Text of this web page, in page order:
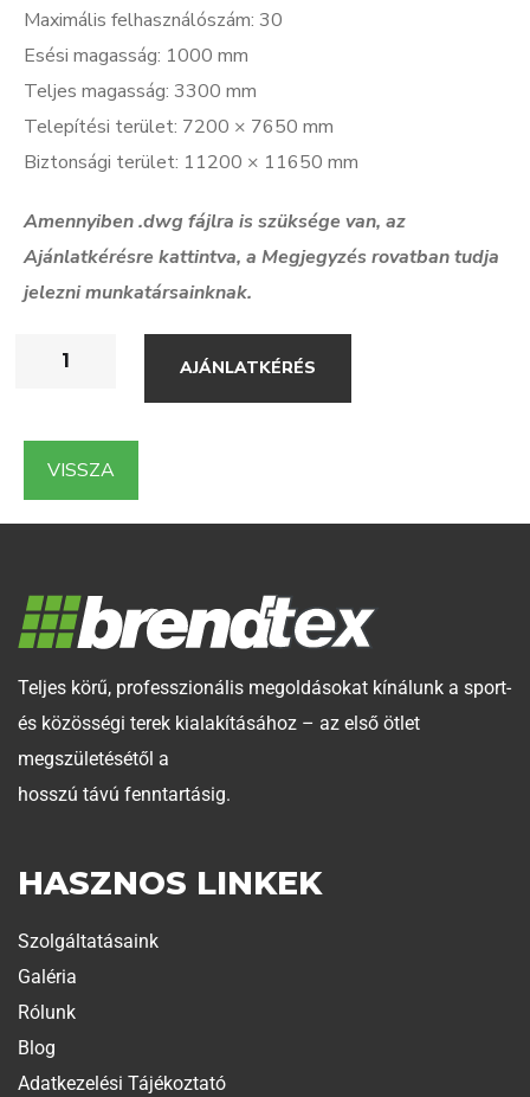
Maximális felhasználószám: 30
Esési magasság: 1000 mm
Teljes magasság: 3300 mm
Telepítési terület: 7200 × 7650 mm
Biztonsági terület: 11200 × 11650 mm
Amennyiben .dwg fájlra is szüksége van, az
Ajánlatkérésre kattintva, a Megjegyzés rovatban tudja
jelezni munkatársainknak.
AJÁNLATKÉRÉS
VISSZA
Teljes körű, professzionális megoldásokat kínálunk a sport-
és közösségi terek kialakításához – az első ötlet
megszületésétől a
hosszú távú fenntartásig.
HASZNOS LINKEK
Szolgáltatásaink
Galéria
Rólunk
Blog
Adatkezelési Tájékoztató